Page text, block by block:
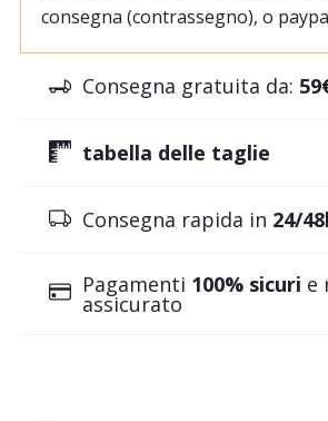
consegna (contrassegno), o
Consegna gratuita da:
tabella delle taglie
Consegna rapida in 24/
Pagamenti 100% sicuri e
assicurato